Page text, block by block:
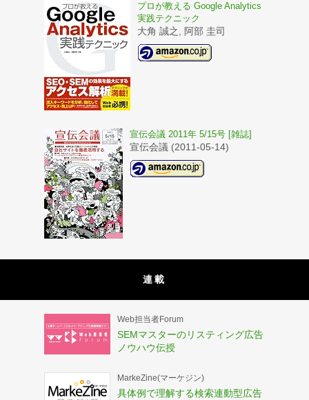
プロが教える Google Analytics
実践テクニック
大角 誠之, 阿部 圭司
宣伝会議 2011年 5/15号 [雑誌]
宣伝会議 (2011-05-14)
連載
Web担当者Forum
SEMマスターのリスティング広告
ノウハウ伝授
MarkeZine(マーケジン)
具体例で理解する検索連動型広告